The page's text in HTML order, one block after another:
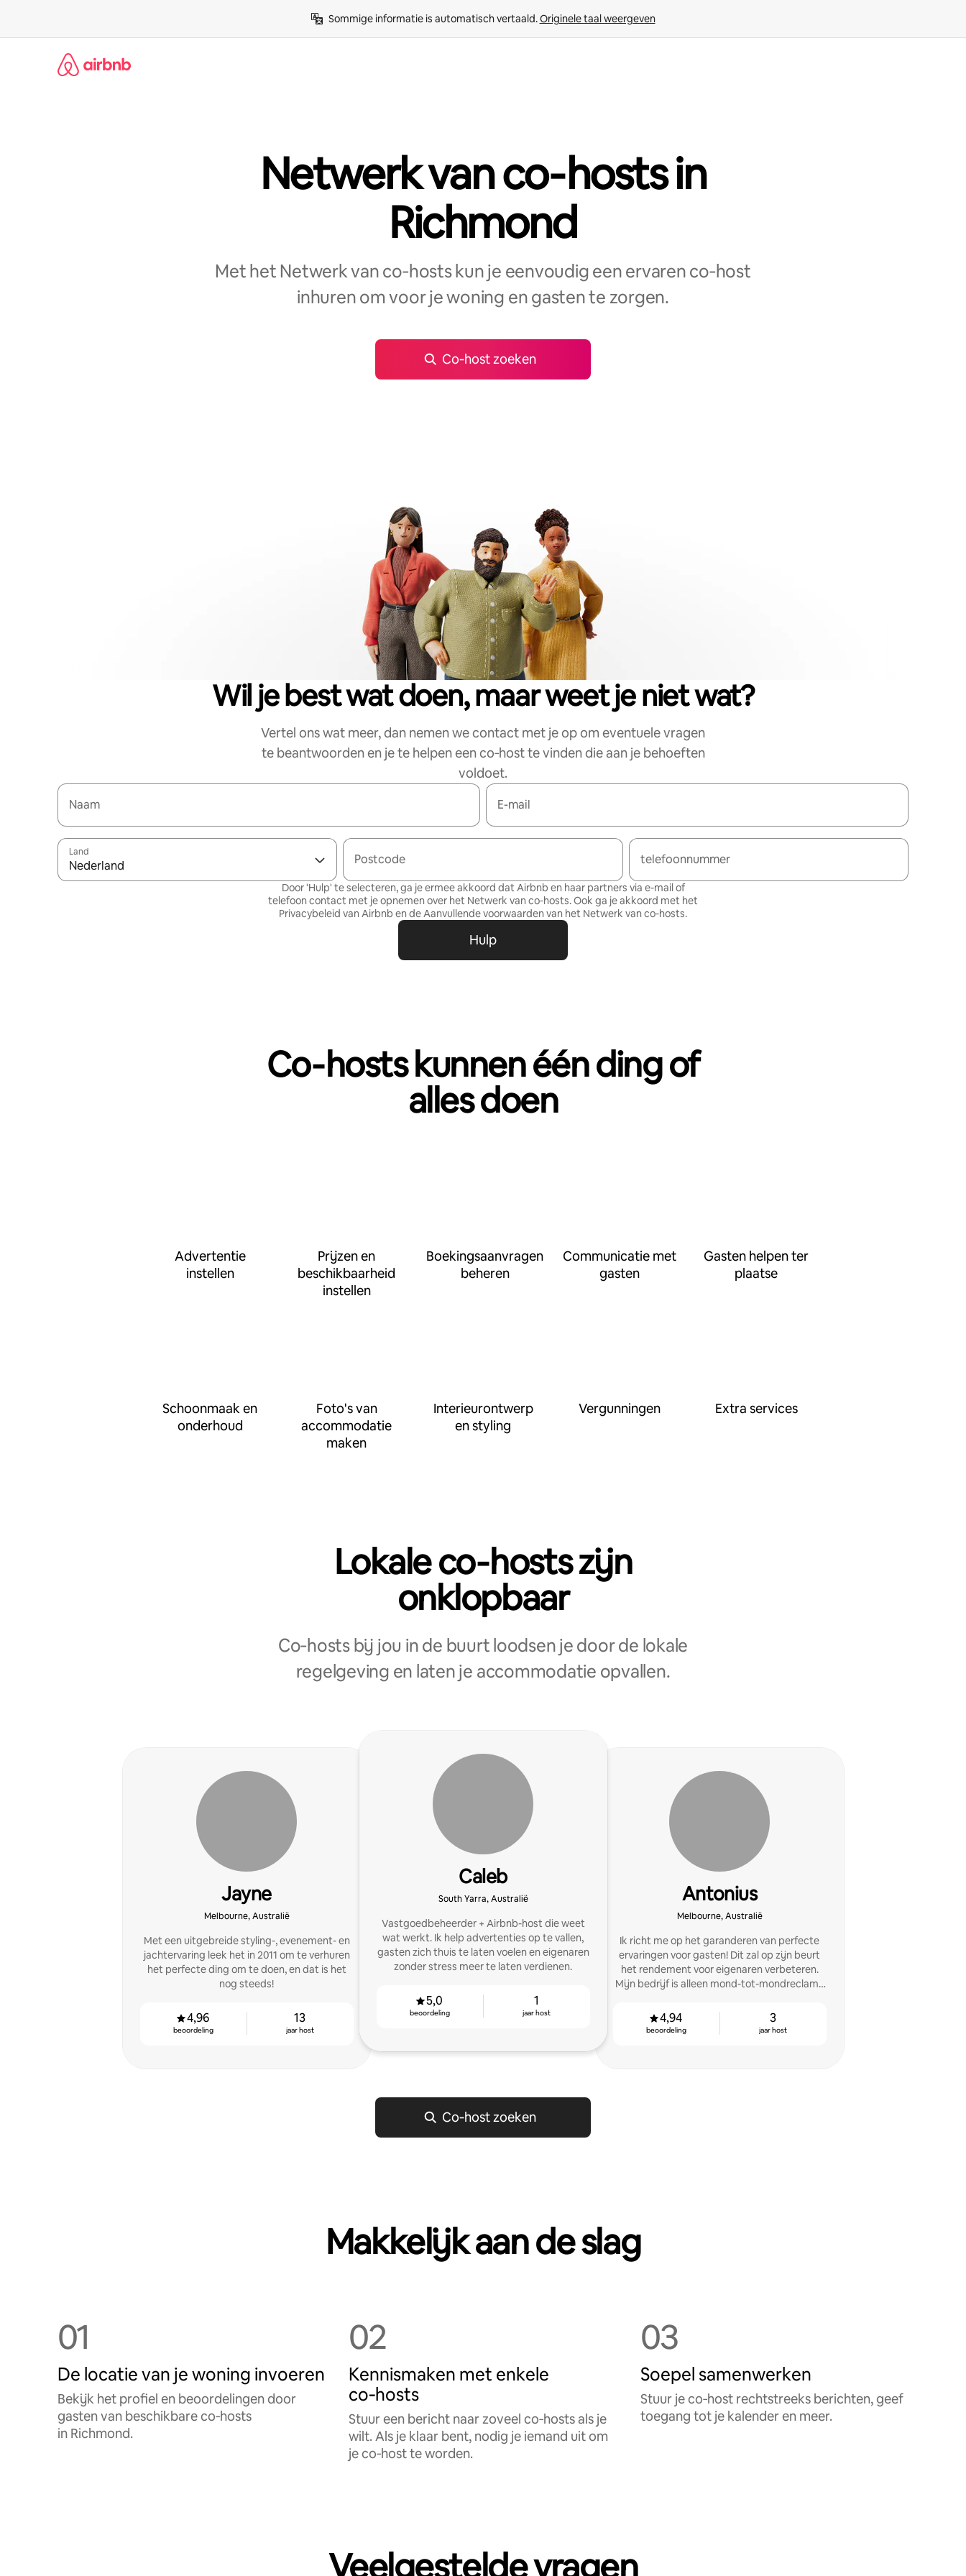
naar
Sommige informatie is automatisch vertaald. Originele taal weergeven
Netwerk van co‑hosts in
Richmond
Met het Netwerk van co‑hosts kun je eenvoudig een ervaren co‑host
inhuren om voor je woning en gasten te zorgen.
Co‑host zoeken
Wil je best wat doen, maar weet je niet wat?
Vertel ons wat meer, dan nemen we contact met je op om eventuele vragen
te beantwoorden en je te helpen een co‑host te vinden die aan je behoeften
voldoet.
Naam E-mail
Land
Nederland Postcode telefoonnummer
Door 'Hulp' te selecteren, ga je ermee akkoord dat Airbnb en haar partners via e-mail of
telefoon contact met je opnemen over het Netwerk van co‑hosts. Ook ga je akkoord met het
Privacybeleid van Airbnb en deAanvullende voorwaarden van het Netwerk van co‑hosts.
Hulp
Co‑hosts kunnen één ding of
alles doen
Advertentie
instellen
Prijzen en
beschikbaarheid
instellen
Boekingsaanvragen
beheren
Communicatie met
gasten
Gasten helpen ter
plaatse
Schoonmaak en
onderhoud
Foto's van
accommodatie
maken
Interieurontwerp
en styling
Vergunningen Extra services
Lokale co‑hosts zijn
onklopbaar
Co‑hosts bij jou in de buurt loodsen je door de lokale
regelgeving en laten je accommodatie opvallen.
Jayne
Melbourne, Australië
Met een uitgebreide styling-, evenement- en
jachtervaring leek het in 2011 om te verhuren
het perfecte ding om te doen, en dat is het
nog steeds!
4,96
beoordeling
13
jaar host
Caleb
South Yarra, Australië
Vastgoedbeheerder + Airbnb-host die weet
wat werkt. Ik help advertenties op te vallen,
gasten zich thuis te laten voelen en eigenaren
zonder stress meer te laten verdienen.
5,0
beoordeling
1
jaar host
Antonius
Melbourne, Australië
Ik richt me op het garanderen van perfecte
ervaringen voor gasten! Dit zal op zijn beurt
het rendement voor eigenaren verbeteren.
Mijn bedrijf is alleen mond-tot-mondreclame
4,94
beoordeling
3
jaar host
Co‑host zoeken
Makkelijk aan de slag
01
De locatie van je woning invoeren
Bekijk het profiel en beoordelingen door
gasten van beschikbare co‑hosts
in Richmond.
02
Kennismaken met enkele
co‑hosts
Stuur een bericht naar zoveel co‑hosts als je
wilt. Als je klaar bent, nodig je iemand uit om
je co‑host te worden.
03
Soepel samenwerken
Stuur je co‑host rechtstreeks berichten, geef
toegang tot je kalender en meer.
Veelgestelde vragen